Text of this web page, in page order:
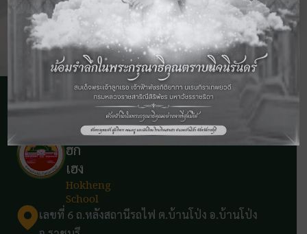
เรียน
ฮก
เฮง
Hokheng
School
เลขที่ 6 ถ.หลังสถานีรถไฟ ต.บ้านโป่ง อ.บ้านโป่ง